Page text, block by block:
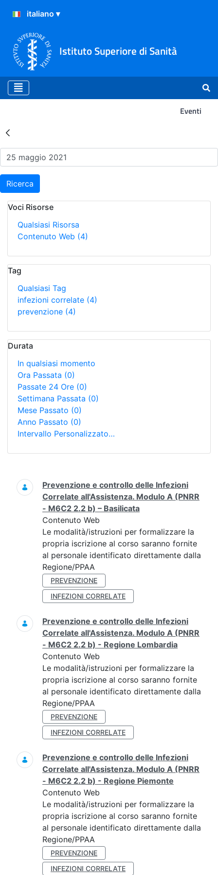
Istituto Superiore di Sanità
Eventi
Risultati della Ricerca -
Ricerca
Voci Risorse
Qualsiasi Risorsa
Contenuto Web (4)
Tag
Qualsiasi Tag
infezioni correlate (4)
prevenzione (4)
Durata
In qualsiasi momento
Ora Passata (0)
Passate 24 Ore (0)
Settimana Passata (0)
Mese Passato (0)
Anno Passato (0)
Intervallo Personalizzato…
Ricerca
Prevenzione e controllo delle Infezioni
Correlate all'Assistenza. Modulo A (PNRR
- M6C2 2.2 b) – Basilicata
Contenuto Web
Le modalità/istruzioni per formalizzare la
propria iscrizione al corso saranno fornite
al personale identificato direttamente dalla
Regione/PPAA
PREVENZIONE
INFEZIONI CORRELATE
Prevenzione e controllo delle Infezioni
Correlate all'Assistenza. Modulo A (PNRR
- M6C2 2.2 b) - Regione Lombardia
Contenuto Web
Le modalità/istruzioni per formalizzare la
propria iscrizione al corso saranno fornite
al personale identificato direttamente dalla
Regione/PPAA
PREVENZIONE
INFEZIONI CORRELATE
Prevenzione e controllo delle Infezioni
Correlate all'Assistenza. Modulo A (PNRR
- M6C2 2.2 b) - Regione Piemonte
Contenuto Web
Le modalità/istruzioni per formalizzare la
propria iscrizione al corso saranno fornite
al personale identificato direttamente dalla
Regione/PPAA
PREVENZIONE
INFEZIONI CORRELATE